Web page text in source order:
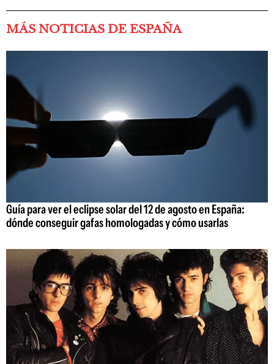
MÁS NOTICIAS DE ESPAÑA
Guía para ver el eclipse solar del 12 de agosto en España:
dónde conseguir gafas homologadas y cómo usarlas